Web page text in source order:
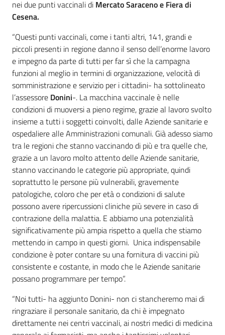
nei due punti vaccinali di Mercato Saraceno e Fiera di
Cesena.
“Questi punti vaccinali, come i tanti altri, 141, grandi e
piccoli presenti in regione danno il senso dell’enorme lavoro
e impegno da parte di tutti per far sì che la campagna
funzioni al meglio in termini di organizzazione, velocità di
somministrazione e servizio per i cittadini- ha sottolineato
l’assessore Donini-. La macchina vaccinale è nelle
condizioni di muoversi a pieno regime, grazie al lavoro svolto
insieme a tutti i soggetti coinvolti, dalle Aziende sanitarie e
ospedaliere alle Amministrazioni comunali. Già adesso siamo
tra le regioni che stanno vaccinando di più e tra quelle che,
grazie a un lavoro molto attento delle Aziende sanitarie,
stanno vaccinando le categorie più appropriate, quindi
soprattutto le persone più vulnerabili, gravemente
patologiche, coloro che per età o condizioni di salute
possono avere ripercussioni cliniche più severe in caso di
contrazione della malattia. E abbiamo una potenzialità
significativamente più ampia rispetto a quella che stiamo
mettendo in campo in questi giorni. Unica indispensabile
condizione è poter contare su una fornitura di vaccini più
consistente e costante, in modo che le Aziende sanitarie
possano programmare per tempo”.
“Noi tutti- ha aggiunto Donini- non ci stancheremo mai di
ringraziare il personale sanitario, da chi è impegnato
direttamente nei centri vaccinali, ai nostri medici di medicina